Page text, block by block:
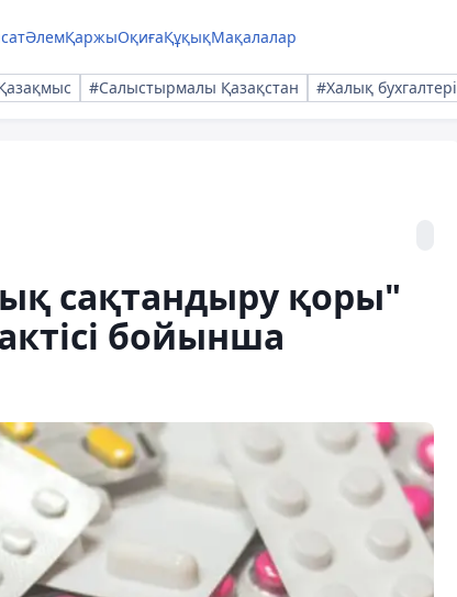
ӘлемҚаржыОқиғаҚұқықМақалалар
#Салыстырмалы Қазақстан #Халық бухгалтері
сақтандыру қоры"
бойынша